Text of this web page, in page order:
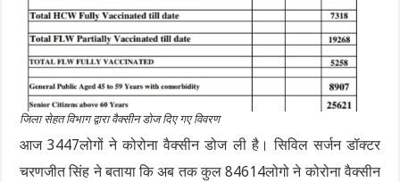
जिला सेहत विभाग द्वारा वैक्सीन डोज दिए गए विवरण
आज 3447लोगों ने कोरोना वैक्सीन डोज ली है। सिविल सर्जन डॉक्टर
चरणजीत सिंह ने बताया कि अब तक कुल 84614लोगो ने कोरोना वैक्सीन